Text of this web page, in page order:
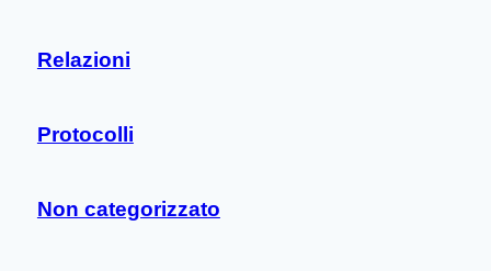
Relazioni
Protocolli
Non categorizzato